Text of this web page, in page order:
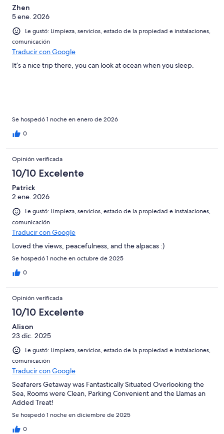
Zhen
5 ene. 2026
Le gustó: Limpieza, servicios, estado de la propiedad e instalaciones,
comunicación
Traducir con Google
It’s a nice trip there, you can look at ocean when you sleep.
Se hospedó 1 noche en enero de 2026
0
Opinión verificada
10/10 Excelente
Patrick
2 ene. 2026
Le gustó: Limpieza, servicios, estado de la propiedad e instalaciones,
comunicación
Traducir con Google
Loved the views, peacefulness, and the alpacas :)
Se hospedó 1 noche en octubre de 2025
0
Opinión verificada
10/10 Excelente
Alison
23 dic. 2025
Le gustó: Limpieza, servicios, estado de la propiedad e instalaciones,
comunicación
Traducir con Google
Seafarers Getaway was Fantastically Situated Overlooking the
Sea, Rooms were Clean, Parking Convenient and the Llamas an
Added Treat!
Se hospedó 1 noche en diciembre de 2025
0